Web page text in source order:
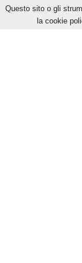
Questo sito o gli
la cookie